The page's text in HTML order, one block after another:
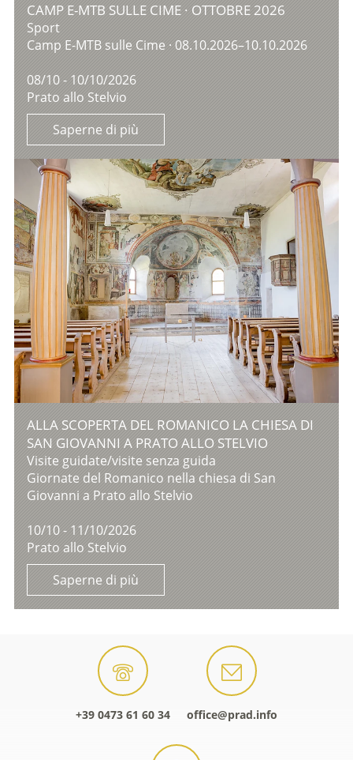
CAMP E-MTB SULLE CIME · OTTOBRE 2026
Sport
Camp E-MTB sulle Cime · 08.10.2026–10.10.2026
08/10 - 10/10/2026
Prato allo Stelvio
Saperne di più
ALLA SCOPERTA DEL ROMANICO LA CHIESA DI
SAN GIOVANNI A PRATO ALLO STELVIO
Visite guidate/visite senza guida
Giornate del Romanico nella chiesa di San
Giovanni a Prato allo Stelvio
10/10 - 11/10/2026
Prato allo Stelvio
Saperne di più
+39 0473 61 60 34 office@prad.info